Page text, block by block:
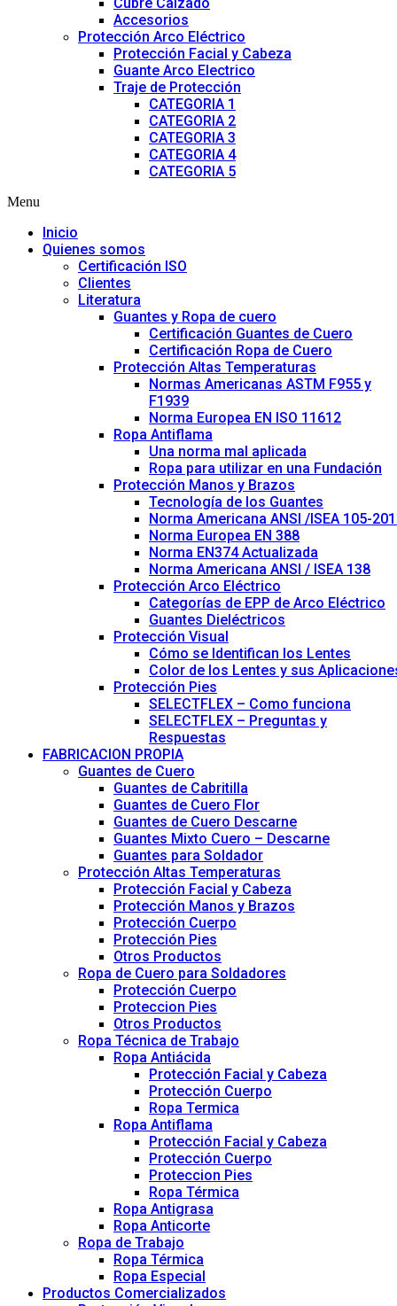
Accesorios
Protección Arco Eléctrico
Protección Facial y Cabeza
Guante Arco Electrico
Traje de Protección
CATEGORIA 1
CATEGORIA 2
CATEGORIA 3
CATEGORIA 4
CATEGORIA 5
Menu
Inicio
Quienes somos
Certificación ISO
Clientes
Literatura
Guantes y Ropa de cuero
Certificación Guantes de Cuero
Certificación Ropa de Cuero
Protección Altas Temperaturas
Normas Americanas ASTM F955 y
F1939
Norma Europea EN ISO 11612
Ropa Antiflama
Una norma mal aplicada
Ropa para utilizar en una Fundación
Protección Manos y Brazos
Tecnología de los Guantes
Norma Americana ANSI /ISEA 105-
Norma Europea EN 388
Norma EN374 Actualizada
Norma Americana ANSI / ISEA 138
Protección Arco Eléctrico
Categorías de EPP de Arco Eléctrico
Guantes Dieléctricos
Protección Visual
Cómo se Identifican los Lentes
Color de los Lentes y sus
Protección Pies
SELECTFLEX – Como funciona
SELECTFLEX – Preguntas y
Respuestas
FABRICACION PROPIA
Guantes de Cuero
Guantes de Cabritilla
Guantes de Cuero Flor
Guantes de Cuero Descarne
Guantes Mixto Cuero – Descarne
Guantes para Soldador
Protección Altas Temperaturas
Protección Facial y Cabeza
Protección Manos y Brazos
Protección Cuerpo
Protección Pies
Otros Productos
Ropa de Cuero para Soldadores
Protección Cuerpo
Proteccion Pies
Otros Productos
Ropa Técnica de Trabajo
Ropa Antiácida
Protección Facial y Cabeza
Protección Cuerpo
Ropa Termica
Ropa Antiflama
Protección Facial y Cabeza
Protección Cuerpo
Proteccion Pies
Ropa Térmica
Ropa Antigrasa
Ropa Anticorte
Ropa de Trabajo
Ropa Térmica
Ropa Especial
Productos Comercializados